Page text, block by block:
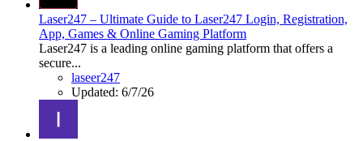
Laser247 – Ultimate Guide to Laser247 Login, Registration,
App, Games & Online Gaming Platform
Laser247 is a leading online gaming platform that offers a
secure...
laseer247
Updated: 6/7/26